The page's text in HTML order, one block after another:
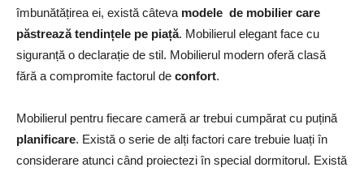
îmbunătățirea ei, există câteva modele de mobilier care
păstrează tendințele pe piață. Mobilierul elegant face cu
siguranță o declarație de stil. Mobilierul modern oferă clasă
fără a compromite factorul de confort.
Mobilierul pentru fiecare cameră ar trebui cumpărat cu puțină
planificare. Există o serie de alți factori care trebuie luați în
considerare atunci când proiectezi în special dormitorul. Există